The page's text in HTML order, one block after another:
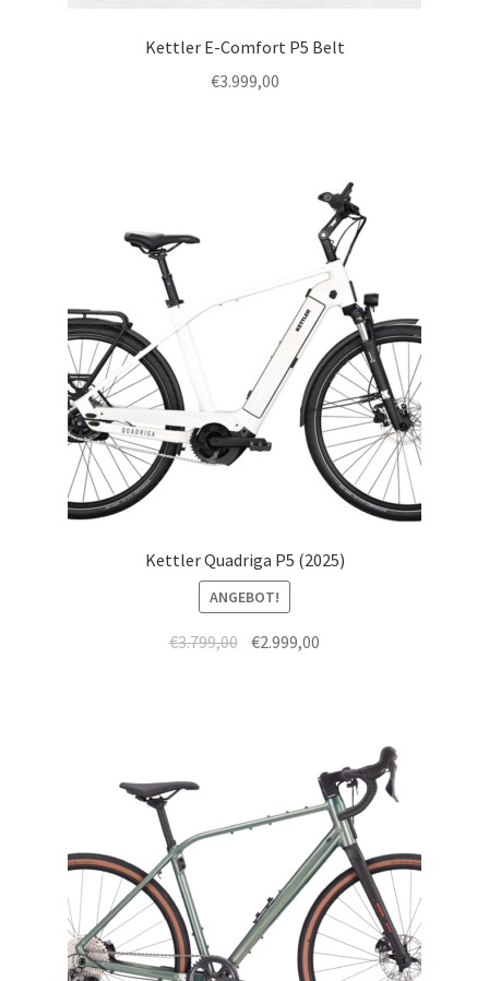
Kettler E-Comfort P5 Belt
€3.999,00
Kettler Quadriga P5 (2025)
ANGEBOT!
€3.799,00 €2.999,00